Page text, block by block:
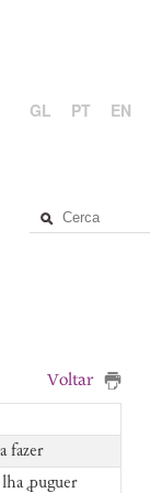
GL PT EN
Voltar
fazer
ꝓuguer